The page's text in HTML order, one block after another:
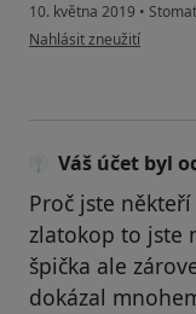
10. května 2019 •
podle názoru uživatele
Nahlásit zneužití
Váš účet byl
Proč jste
zlatokop to jste
špička ale
dokázal